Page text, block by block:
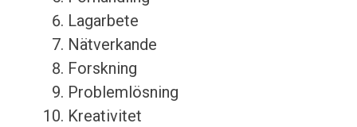
Lagarbete
Nätverkande
Forskning
Problemlösning
Kreativitet